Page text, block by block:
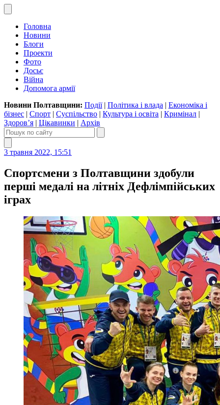
Головна
Новини
Блоги
Проекти
Фото
Досьє
Війна
Допомога армії
Новини Полтавщини: Події| Політика і влада | Економіка і
бізнес | Спорт | Суспільство | Культура і освіта | Кримінал |
Здоров’я | Цікавинки | Архів
3 травня 2022, 15:51
Спортсмени з Полтавщини здобули
перші медалі на літніх Дефлімпійських
іграх